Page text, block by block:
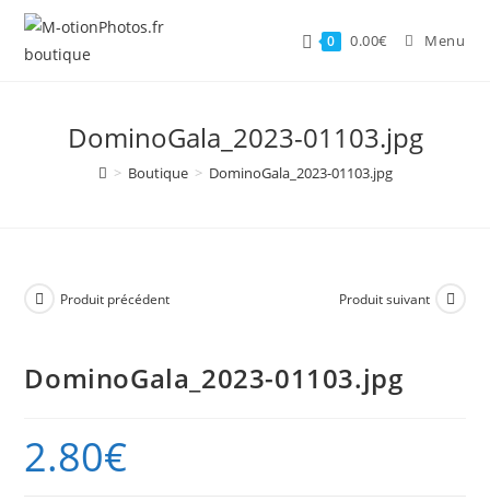
Skip
content
0 0.00€ Menu
DominoGala_2023-01103.jpg
> Boutique > DominoGala_2023-01103.jpg
Produit précédent Produit suivant
DominoGala_2023-01103.jpg
2.80€